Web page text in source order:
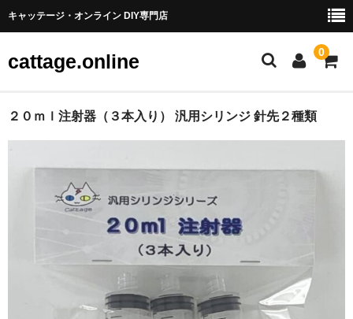
キャッテージ・オンライン DIY専門店
cattage.online 0
部品・パーツ
チューブ
コネクタ端子
２０ｍｌ注射器（３本入り） 汎用シリンジ 針先２種類